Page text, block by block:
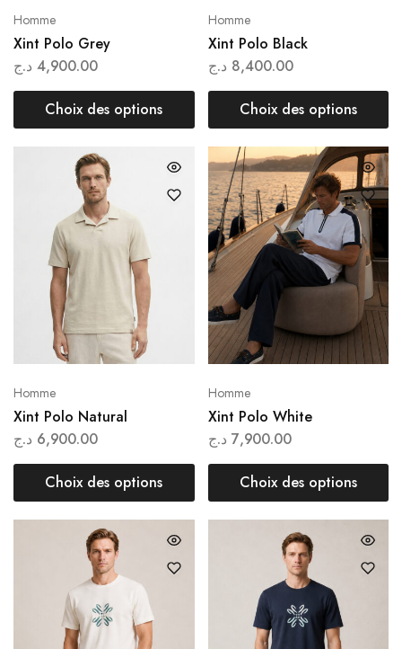
Homme
Xint Polo Grey
4,900.00 د.ج
Choix des options
Homme
Xint Polo Black
8,400.00 د.ج
Choix des options
Homme
Xint Polo Natural
6,900.00 د.ج
Choix des options
Homme
Xint Polo White
7,900.00 د.ج
Choix des options